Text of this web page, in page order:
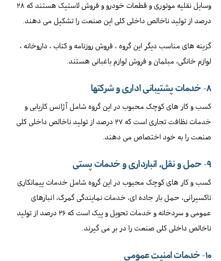
وسایل نقلیه موتوری و قطعات خودرو و فروش لاستیک هستند که ۲۸
درصد از تولید ناخالص داخلی کلی این صنعت را تشکیل می دهند.
گزینه های مناسب دیگر این گروه ، فروش روزنامه و کتاب ، داروخانه ،
لوازم خانگی، مبلمان و فروش لوازم باغبانی هستند.
۸- خدمات پشتیبانی اداری و شرکتها
کسب و کار های کوچک محبوب در این گروه شامل آژانس کاریابی و
خدمات نظافت تجاری است که ۲۷ درصد از تولید ناخالص داخلی کلی
صنعت را به خود اختصاص می دهند.
۹- حمل و نقل، انبارداری و خدمات پستی
کسب و کار های کوچک محبوب در این گروه شامل خدمات پیمانکاری
تاکسیرانی، حمل بار جاده ای، خدمات نمایندگی گمرک، انبارهای
عمومی و سردخانه و خدمات تحویل و پیک است که ۲۶ درصد از تولید
ناخالص داخلی کلی صنعت را در بر می گیرند.
۱۰- خدمات امنیت عمومی